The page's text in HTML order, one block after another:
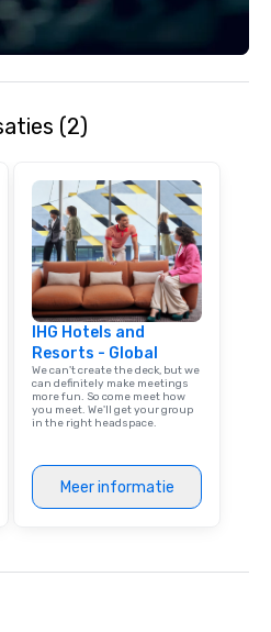
(2)
IHG Hotels and
Resorts - Global
We can't create the deck, but we
can definitely make meetings
more fun. So come meet how
you meet. We'll get your group
in the right headspace.
Meer informatie